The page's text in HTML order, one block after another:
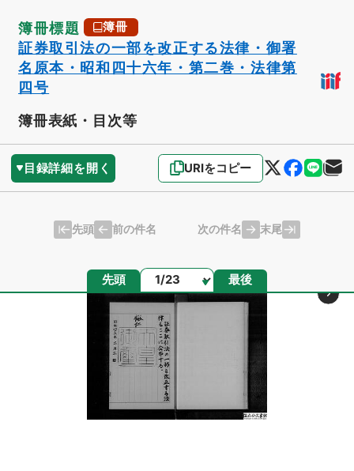
簿冊標題 簿冊
証券取引法の一部を改正する法律・御署
名原本・昭和四十六年・第二巻・法律第
四号
簿冊表紙・目次等
目録詳細を開く URIをコピー
先頭 前の件名 次の件名 末尾
先頭 ページ 最後